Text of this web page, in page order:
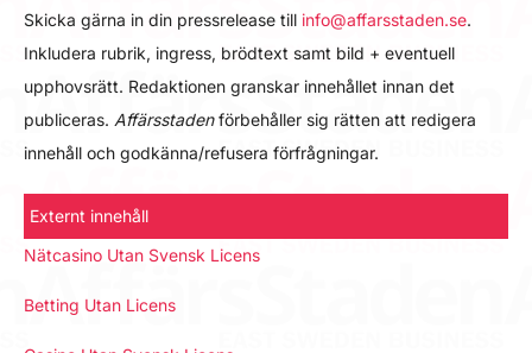
Skicka gärna in din pressrelease till info@affarsstaden.se.
Inkludera rubrik, ingress, brödtext samt bild + eventuell
upphovsrätt. Redaktionen granskar innehållet innan det
publiceras. Affärsstadenförbehåller sig rätten att redigera
innehåll och godkänna/refusera förfrågningar.
Externt innehåll
Nätcasino Utan Svensk Licens
Betting Utan Licens